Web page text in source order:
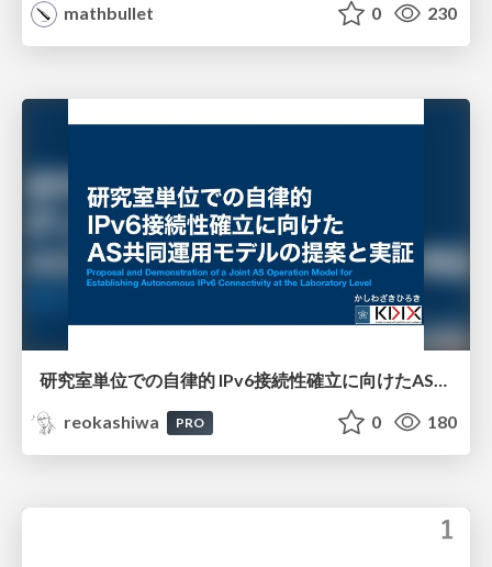
mathbullet
0 230
研究室単位での自律的 IPv6接続性確立に向けたAS共同運用モデルの提案と実証
reokashiwa
PRO 0 180